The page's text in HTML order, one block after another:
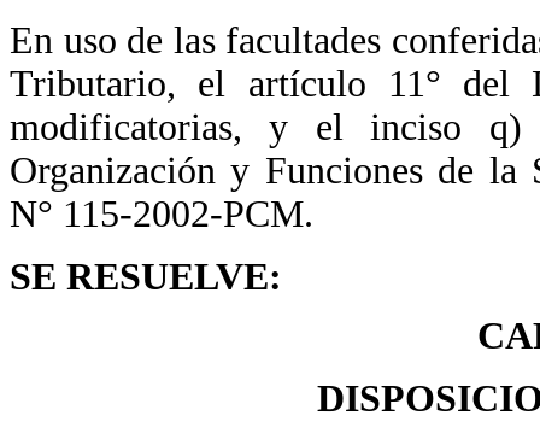
En uso de las facultades
Tributario, el artículo 11° del
modificatorias, y el inciso q)
Organización y Funciones de la
N° 115-2002-PCM.
SE RESUELVE: